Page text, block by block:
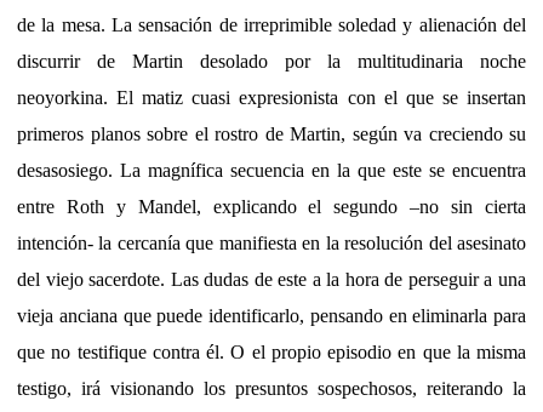
de la mesa. La sensación de irreprimible soledad y alienación del
discurrir de Martin desolado por la multitudinaria noche
neoyorkina. El matiz cuasi expresionista con el que se insertan
primeros planos sobre el rostro de Martin, según va creciendo su
desasosiego. La magnífica secuencia en la que este se encuentra
entre Roth y Mandel, explicando el segundo –no sin cierta
intención- la cercanía que manifiesta en la resolución del asesinato
del viejo sacerdote. Las dudas de este a la hora de perseguir a una
vieja anciana que puede identificarlo, pensando en eliminarla para
que no testifique contra él. O el propio episodio en que la misma
testigo, irá visionando los presuntos sospechosos, reiterando la